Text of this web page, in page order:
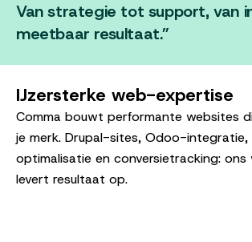
Van strategie tot support, van
meetbaar resultaat.”
IJzersterke web-expertise
Comma bouwt performante websites
je merk. Drupal-sites, Odoo-integratie,
optimalisatie en conversietracking: ons
levert resultaat op.